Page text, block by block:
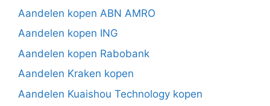
Aandelen kopen ABN AMRO
Aandelen kopen ING
Aandelen kopen Rabobank
Aandelen Kraken kopen
Aandelen Kuaishou Technology kopen